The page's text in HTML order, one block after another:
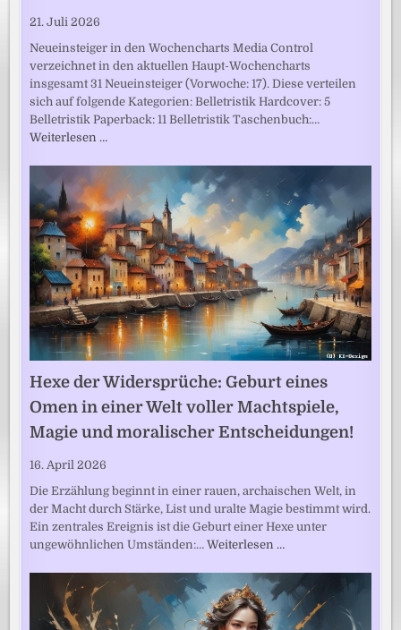
21. Juli 2026
Neueinsteiger in den Wochencharts Media Control
verzeichnet in den aktuellen Haupt-Wochencharts
insgesamt 31 Neueinsteiger (Vorwoche: 17). Diese verteilen
sich auf folgende Kategorien: Belletristik Hardcover: 5
Belletristik Paperback: 11 Belletristik Taschenbuch:…
Weiterlesen …
Hexe der Widersprüche: Geburt eines
Omen in einer Welt voller Machtspiele,
Magie und moralischer Entscheidungen!
16. April 2026
Die Erzählung beginnt in einer rauen, archaischen Welt, in
der Macht durch Stärke, List und uralte Magie bestimmt wird.
Ein zentrales Ereignis ist die Geburt einer Hexe unter
ungewöhnlichen Umständen:…Weiterlesen …